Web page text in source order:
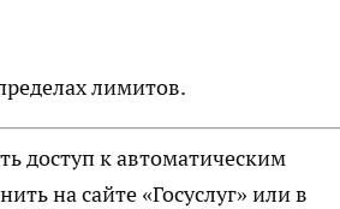
лимитов.
доступ к автоматическим
на сайте «Госуслуг» или в